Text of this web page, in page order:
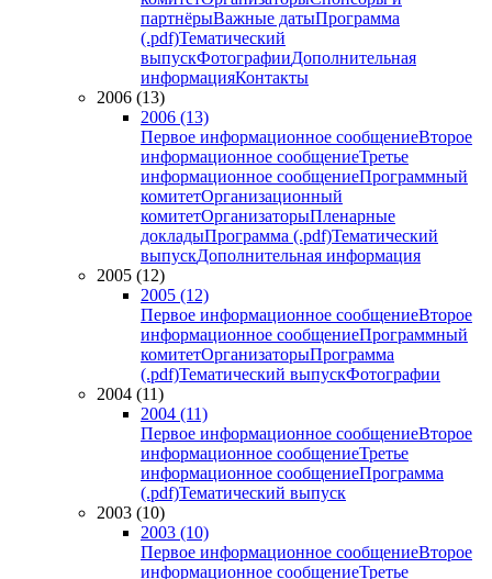
партнёрыВажные датыПрограмма
(.pdf)Тематический
выпускФотографииДополнительная
информацияКонтакты
2006 (13)
2006 (13)
Первое информационное сообщениеВторое
информационное сообщениеТретье
информационное сообщениеПрограммный
комитетОрганизационный
комитетОрганизаторыПленарные
докладыПрограмма (.pdf)Тематический
выпускДополнительная информация
2005 (12)
2005 (12)
Первое информационное сообщениеВторое
информационное сообщениеПрограммный
комитетОрганизаторыПрограмма
(.pdf)Тематический выпускФотографии
2004 (11)
2004 (11)
Первое информационное сообщениеВторое
информационное сообщениеТретье
информационное сообщениеПрограмма
(.pdf)Тематический выпуск
2003 (10)
2003 (10)
Первое информационное сообщениеВторое
информационное сообщениеТретье